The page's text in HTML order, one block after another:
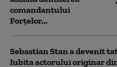
comandantului
Forțelor...
Sebastian Stan a devenit
Iubita actorului originar